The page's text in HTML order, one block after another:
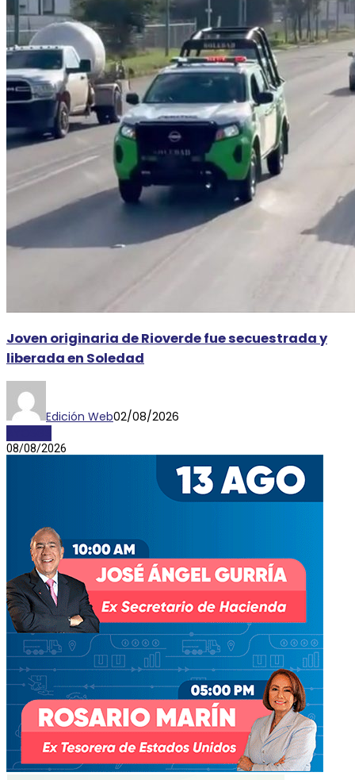
Joven originaria de Rioverde fue secuestrada y
liberada en Soledad
Edición Web02/08/2026
08/08/2026